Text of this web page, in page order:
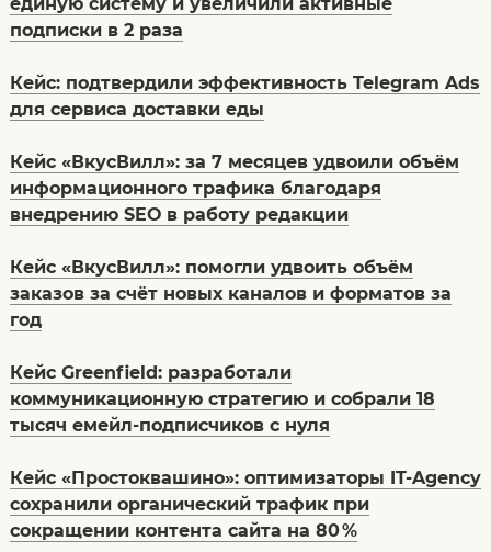
единую систему и увеличили активные
подписки в 2 раза
Кейс: подтвердили эффективность Telegram Ads
для сервиса доставки еды
Кейс «ВкусВилл»: за 7 месяцев удвоили объём
информационного трафика благодаря
внедрению SEО в работу редакции
Кейс «ВкусВилл»: помогли удвоить объём
заказов за счёт новых каналов и форматов за
год
Кейс Greenfield: разработали
коммуникационную стратегию и собрали 18
тысяч емейл-подписчиков с нуля
Кейс «Простоквашино»: оптимизаторы IT-Agency
сохранили органический трафик при
сокращении контента сайта на 80 %